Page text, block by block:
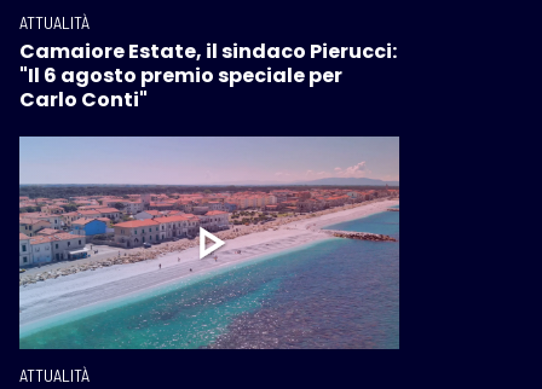
ATTUALITÀ
Camaiore Estate, il sindaco Pierucci:
"Il 6 agosto premio speciale per
Carlo Conti"
ATTUALITÀ